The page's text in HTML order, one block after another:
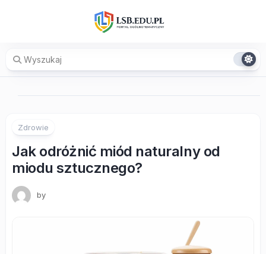
Zdrowie
Jak odróżnić miód naturalny od
miodu sztucznego?
by